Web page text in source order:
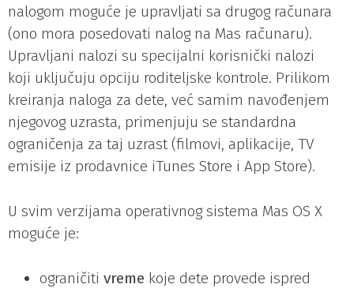
nalogom moguće je upravljati sa drugog računara
(ono mora posedovati nalog na Mas računaru).
Upravljani nalozi su specijalni korisnički nalozi
koji uključuju opciju roditeljske kontrole. Prilikom
kreiranja naloga za dete, već samim navođenjem
njegovog uzrasta, primenjuju se standardna
ograničenja za taj uzrast (filmovi, aplikacije, TV
emisije iz prodavnice iTunes Store i App Store).
U svim verzijama operativnog sistema Mas OS X
moguće je:
ograničiti vreme koje dete provede ispred